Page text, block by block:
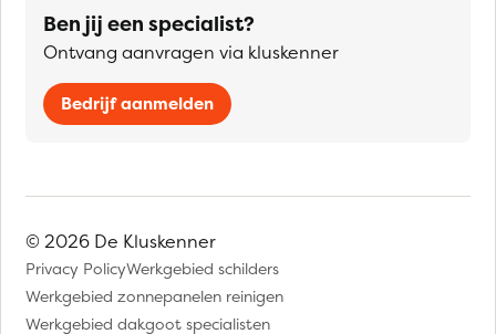
Ben jij een specialist?
Ontvang aanvragen via kluskenner
Bedrijf aanmelden
© 2026 De Kluskenner
Privacy PolicyWerkgebied schilders
Werkgebied zonnepanelen reinigen
Werkgebied dakgoot specialisten